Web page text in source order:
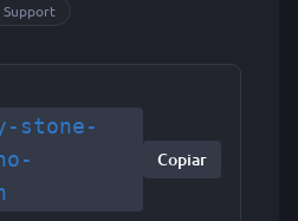
Support
stone-
Copiar